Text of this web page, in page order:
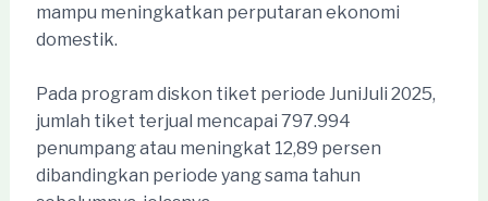
mampu meningkatkan perputaran ekonomi
domestik.
Pada program diskon tiket periode JuniJuli 2025,
jumlah tiket terjual mencapai 797.994
penumpang atau meningkat 12,89 persen
dibandingkan periode yang sama tahun